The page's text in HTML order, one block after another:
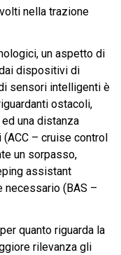
nella trazione
un aspetto di
dispositivi di
sensori intelligenti è
ostacoli,
una distanza
– cruise control
un sorpasso,
assistant
necessario (BAS –
quanto riguarda la
rilevanza gli